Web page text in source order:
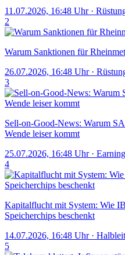
11.07.2026, 16:48 Uhr ·
2
Warum Sanktionen für
26.07.2026, 16:48 Uhr ·
3
Sell-on-Good-News: Warum
Wende leiser kommt
25.07.2026, 16:48 Uhr ·
4
Kapitalflucht mit System: Wie
Speicherchips beschenkt
14.07.2026, 16:48 Uhr ·
5